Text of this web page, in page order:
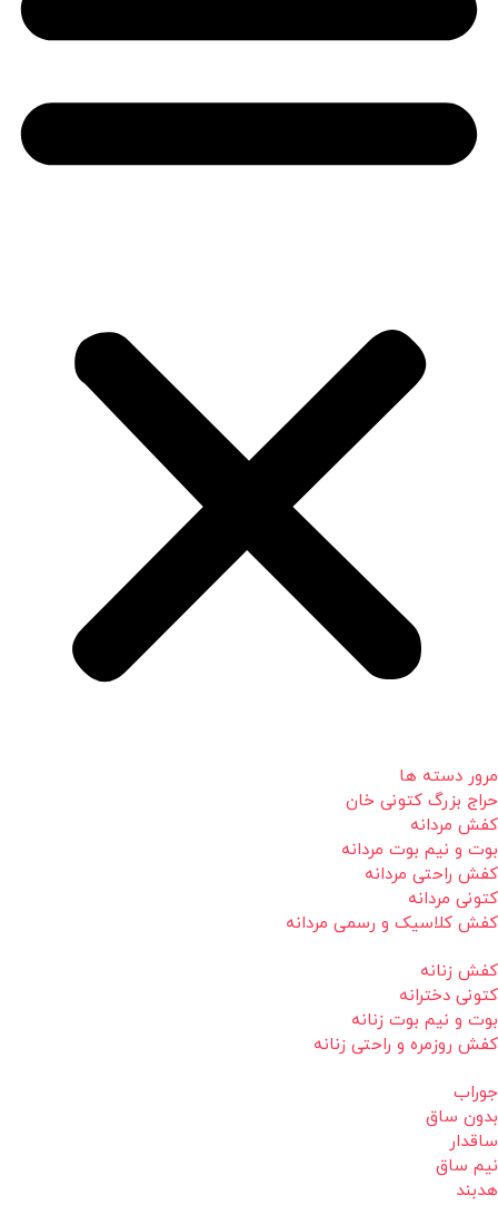
مرور دسته ها
حراج بزرگ کتونی خان
کفش مردانه
بوت و نیم بوت مردانه
کفش راحتی مردانه
کتونی مردانه
کفش کلاسیک و رسمی مردانه
کفش زنانه
کتونی دخترانه
بوت و نیم بوت زنانه
کفش روزمره و راحتی زنانه
جوراب
بدون ساق
ساقدار
نیم ساق
هدبند